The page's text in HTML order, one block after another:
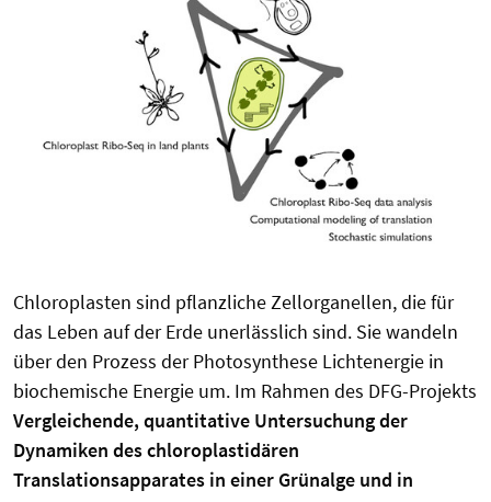
Chloroplasten sind pflanzliche Zellorganellen, die für
das Leben auf der Erde unerlässlich sind. Sie wandeln
über den Prozess der Photosynthese Lichtenergie in
biochemische Energie um. Im Rahmen des DFG-Projekts
Vergleichende, quantitative Untersuchung der
Dynamiken des chloroplastidären
Translationsapparates in einer Grünalge und in